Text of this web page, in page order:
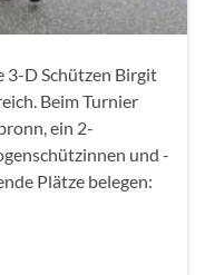
3-D Schützen Birgit
Beim Turnier
ein 2-
und -
Plätze belegen: